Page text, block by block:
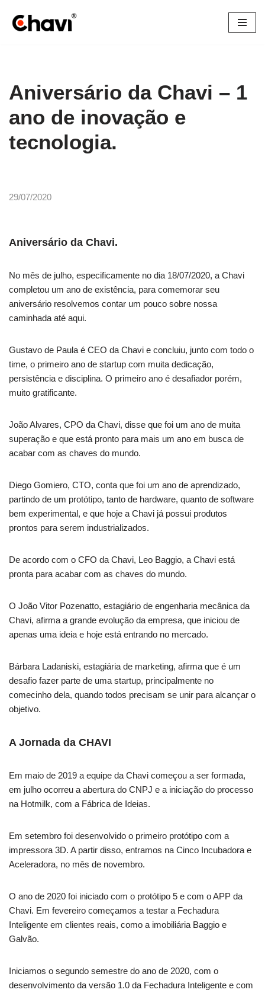
Pular
Aniversário da Chavi – 1
ano de inovação e
tecnologia.
29/07/2020
Aniversário da Chavi.
No mês de julho, especificamente no dia 18/07/2020, a Chavi
completou um ano de existência, para comemorar seu
aniversário resolvemos contar um pouco sobre nossa
caminhada até aqui.
Gustavo de Paula é CEO da Chavi e concluiu, junto com todo o
time, o primeiro ano de startup com muita dedicação,
persistência e disciplina. O primeiro ano é desafiador porém,
muito gratificante.
João Alvares, CPO da Chavi, disse que foi um ano de muita
superação e que está pronto para mais um ano em busca de
acabar com as chaves do mundo.
Diego Gomiero, CTO, conta que foi um ano de aprendizado,
partindo de um protótipo, tanto de hardware, quanto de software
bem experimental, e que hoje a Chavi já possui produtos
prontos para serem industrializados.
De acordo com o CFO da Chavi, Leo Baggio, a Chavi está
pronta para acabar com as chaves do mundo.
O João Vitor Pozenatto, estagiário de engenharia mecânica da
Chavi, afirma a grande evolução da empresa, que iniciou de
apenas uma ideia e hoje está entrando no mercado.
Bárbara Ladaniski, estagiária de marketing, afirma que é um
desafio fazer parte de uma startup, principalmente no
comecinho dela, quando todos precisam se unir para alcançar o
objetivo.
A Jornada da CHAVI
Em maio de 2019 a equipe da Chavi começou a ser formada,
em julho ocorreu a abertura do CNPJ e a iniciação do processo
na Hotmilk, com a Fábrica de Ideias.
Em setembro foi desenvolvido o primeiro protótipo com a
impressora 3D. A partir disso, entramos na Cinco Incubadora e
Aceleradora, no mês de novembro.
O ano de 2020 foi iniciado com o protótipo 5 e com o APP da
Chavi. Em fevereiro começamos a testar a Fechadura
Inteligente em clientes reais, como a imobiliária Baggio e
Galvão.
Iniciamos o segundo semestre do ano de 2020, com o
desenvolvimento da versão 1.0 da Fechadura Inteligente e com